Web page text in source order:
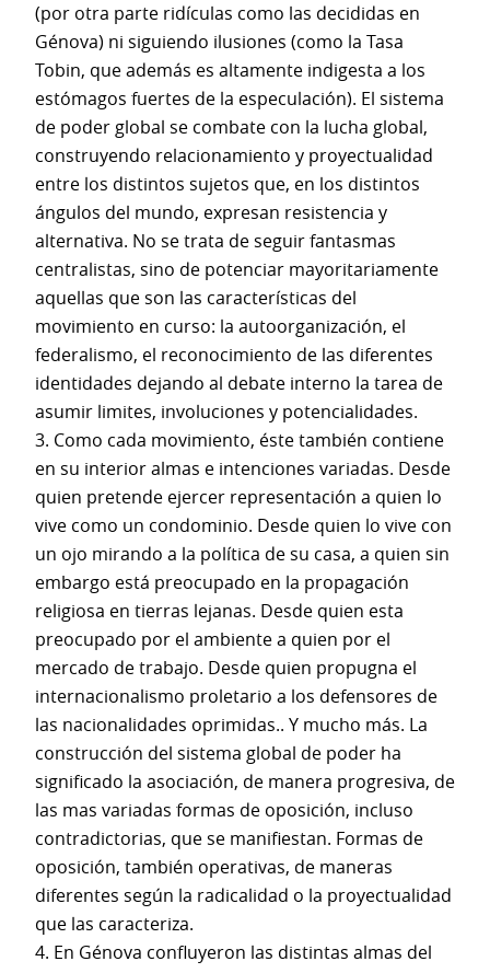
(por otra parte ridículas como las decididas en
Génova) ni siguiendo ilusiones (como la Tasa
Tobin, que además es altamente indigesta a los
estómagos fuertes de la especulación). El sistema
de poder global se combate con la lucha global,
construyendo relacionamiento y proyectualidad
entre los distintos sujetos que, en los distintos
ángulos del mundo, expresan resistencia y
alternativa. No se trata de seguir fantasmas
centralistas, sino de potenciar mayoritariamente
aquellas que son las características del
movimiento en curso: la autoorganización, el
federalismo, el reconocimiento de las diferentes
identidades dejando al debate interno la tarea de
asumir limites, involuciones y potencialidades.
3. Como cada movimiento, éste también contiene
en su interior almas e intenciones variadas. Desde
quien pretende ejercer representación a quien lo
vive como un condominio. Desde quien lo vive con
un ojo mirando a la política de su casa, a quien sin
embargo está preocupado en la propagación
religiosa en tierras lejanas. Desde quien esta
preocupado por el ambiente a quien por el
mercado de trabajo. Desde quien propugna el
internacionalismo proletario a los defensores de
las nacionalidades oprimidas.. Y mucho más. La
construcción del sistema global de poder ha
significado la asociación, de manera progresiva, de
las mas variadas formas de oposición, incluso
contradictorias, que se manifiestan. Formas de
oposición, también operativas, de maneras
diferentes según la radicalidad o la proyectualidad
que las caracteriza.
4. En Génova confluyeron las distintas almas del